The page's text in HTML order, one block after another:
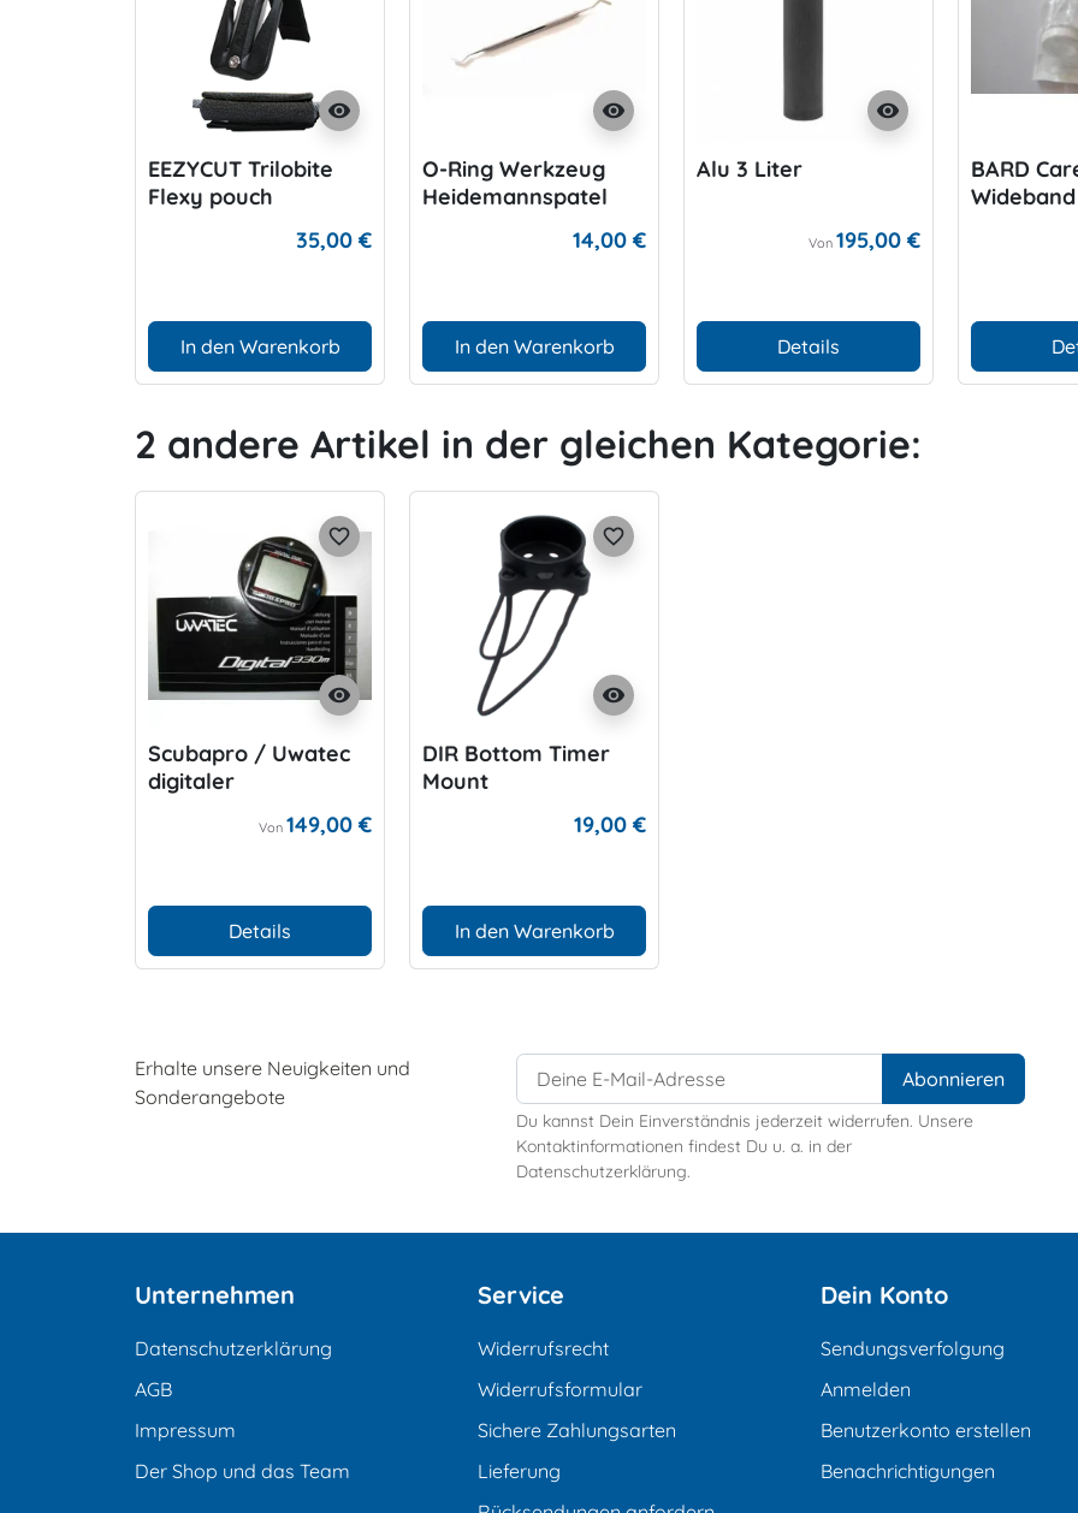
visibility
EEZYCUT Trilobite
Flexy pouch
35,00 €
In den Warenkorb
visibility
O-Ring Werkzeug
Heidemannspatel
14,00 €
In den Warenkorb
visibility
Alu 3 Liter
Von 195,00 €
Details
BARD
2 andere Artikel in der gleichen Kategorie:
visibility
favorite_border
Scubapro / Uwatec
digitaler
Von 149,00 €
Details
visibility
favorite_border
DIR Bottom Timer
Mount
19,00 €
In den Warenkorb
Erhalte unsere Neuigkeiten und
Sonderangebote
Du kannst Dein Einverständnis jederzeit widerrufen. Unsere
Kontaktinformationen findest Du u. a. in der
Datenschutzerklärung.
Unternehmen
Datenschutzerklärung
AGB
Impressum
Der Shop und das Team
Service
Widerrufsrecht
Widerrufsformular
Sichere Zahlungsarten
Lieferung
Dein Konto
Sendungsverfolgung
Anmelden
Benutzerkonto erstellen
Benachrichtigungen